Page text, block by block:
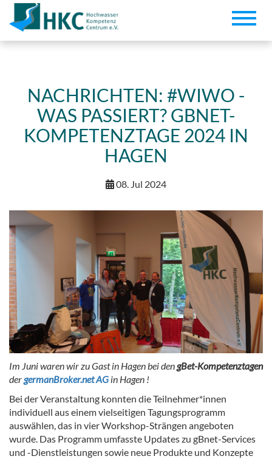
Toggle
NACHRICHTEN: #WIWO -
WAS PASSIERT? GBNET-
KOMPETENZTAGE 2024 IN
HAGEN
08. Jul 2024
Im Juni waren wir zu Gast in Hagen bei dengBet-Kompetenztagen
dergermanBroker.net AG in Hagen !
Bei der Veranstaltung konnten die Teilnehmer*innen
individuell aus einem vielseitigen Tagungsprogramm
auswählen, das in vier Workshop-Strängen angeboten
wurde. Das Programm umfasste Updates zu gBnet-Services
und -Dienstleistungen sowie neue Produkte und Konzepte